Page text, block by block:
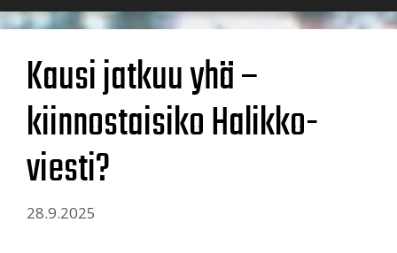
Kausi jatkuu yhä –
kiinnostaisiko Halikko-
viesti?
28.9.2025